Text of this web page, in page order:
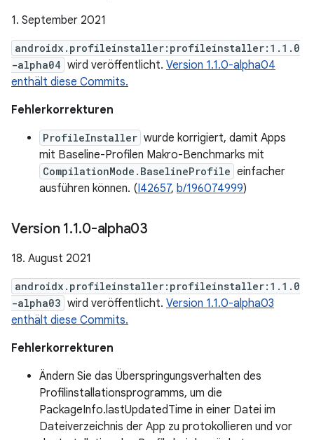
1. September 2021
androidx.profileinstaller:profileinstaller:1.1.0
-alpha04 wird veröffentlicht. Version 1.1.0-alpha04
enthält diese Commits.
Fehlerkorrekturen
ProfileInstaller wurde korrigiert, damit Apps
mit Baseline-Profilen Makro-Benchmarks mit
CompilationMode.BaselineProfile einfacher
ausführen können. (I42657, b/196074999)
Version 1.1.0-alpha03
18. August 2021
androidx.profileinstaller:profileinstaller:1.1.0
-alpha03 wird veröffentlicht. Version 1.1.0-alpha03
enthält diese Commits.
Fehlerkorrekturen
Ändern Sie das Überspringungsverhalten des
Profilinstallationsprogramms, um die
PackageInfo.lastUpdatedTime in einer Datei im
Dateiverzeichnis der App zu protokollieren und vor